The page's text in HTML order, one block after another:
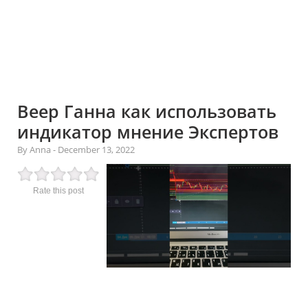
Веер Ганна как использовать
индикатор мнение Экспертов
By Anna - December 13, 2022
Rate this post